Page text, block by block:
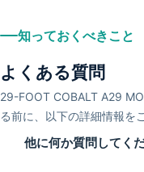
知っておくべきこと
よくある質問
29-FOOT COBALT A29
る前に、以下の詳細情報を
他に何か質問してく